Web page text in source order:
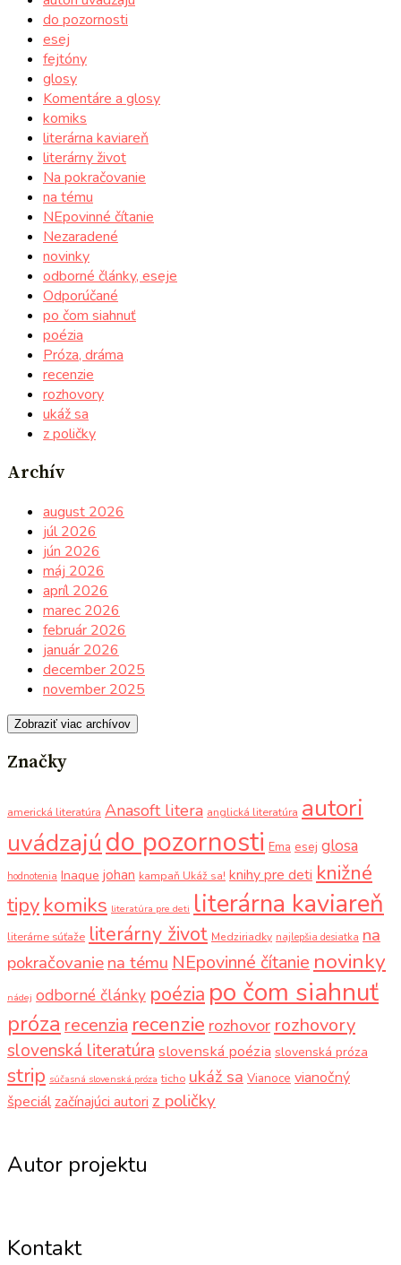
do pozornosti
esej
fejtóny
glosy
Komentáre a glosy
komiks
literárna kaviareň
literárny život
Na pokračovanie
na tému
NEpovinné čítanie
Nezaradené
novinky
odborné články, eseje
Odporúčané
po čom siahnuť
poézia
Próza, dráma
recenzie
rozhovory
ukáž sa
z poličky
Archív
august 2026
júl 2026
jún 2026
máj 2026
apríl 2026
marec 2026
február 2026
január 2026
december 2025
november 2025
Zobraziť viac archívov
Značky
americká literatúra Anasoft litera anglická literatúra autori
uvádzajúdo pozornosti Ema esej glosa
hodnotenia Inaque johan kampaň Ukáž sa! knihy pre deti knižné
tipy komiks literatúra pre deti literárna kaviareň
literárne súťaže literárny život Medziriadky najlepšia desiatka na
pokračovaniena tému NEpovinné čítanie novinky
nádej odborné články poézia po čom siahnuť
próza recenzia recenzie rozhovor rozhovory
slovenská literatúra slovenská poézia slovenská próza
strip súčasná slovenská próza ticho ukáž sa Vianoce vianočný
špeciál začínajúci autori z poličky
Autor projektu
Kontakt